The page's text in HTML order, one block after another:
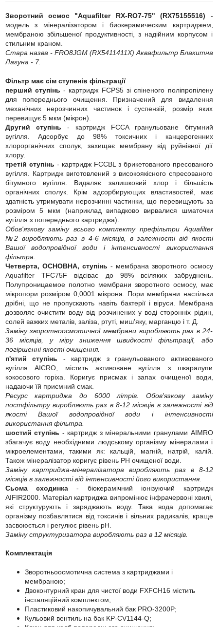
Зворотний осмос "Aquafilter RX-RO7-75" (RX75155516) -
модель з мінералізатором і биокерамическим картриджем,
мембраною збільшеної продуктивності, з надійним корпусом і
стильним краном.
Стара назва - FRO8JGM (RX5411411X) Аквафильтр Блакитна
Лагуна - 7.
Фільтр має сім ступенів фільтрації
перший ступінь - картридж FCPS5 зі спіненого поліпропілену
для попереднього очищення. Призначений для видалення
механічних нерозчинних частинок і суспензій, розмір яких
перевищує 5 мкм (мікрон).
Другий ступінь - картридж FCCA гранульоване бітумний
вугілля. Адсорбує до 98% токсичних і канцерогенних
хлорорганічних сполук, захищає мембрану від руйнівної дії
хлору.
третій ступінь - картридж FCCBL з брикетованого пресованого
вугілля. Картридж виготовлений з високоякісного спресованого
бітумного вугілля. Видаляє залишковий хлор і більшість
органічних сполук. Крім адсорбирующих властивостей, має
здатність утримувати нерозчинні частинки, що перевищують за
розміром 5 мкм (наприклад випадково вирвалися шматочки
вугілля з попереднього картриджа).
Обов'язкову заміну всього комплекту префільтри Aquafilter
№2 виробляють раз в 4-6 місяців, в залежності від якості
Вашої водопровідної води і інтенсивності використання
фільтра.
Четверта, ОСНОВНА, ступінь - мембрана зворотного осмосу
Aquafilter TFC75F відсіває до 98% всіляких забруднень.
Полупроницаемое полотно мембрани зворотного осмосу, має
мікропори розміром 0,0001 мікрона. Пори мембрани настільки
дрібні, що не пропускають навіть бактерії і віруси. Мембрана
дозволяє очистити воду від розчинених у воді сторонніх рідин,
солей важких металів, заліза, ртуті, миш'яку, марганцю і т. Д.
Заміну зворотноосмотичної мембрани виробляють раз в 24-
36 місяців, у міру зниження швидкості фільтрації, або
погіршенні якості очищення.
п'ятий ступінь - картридж з гранульованого активованого
вугілля AICRO, містить активоване вугілля з шкаралупи
кокосового горіха. Коригує присмак і запах очищеної води,
надаючи їй приємний смак.
Ресурс картриджа до 6000 літрів. Обов'язкову заміну
постфільтру виробляють раз в 8-12 місяців в залежності від
якості Вашої водопровідної води і інтенсивності
використання фільтра.
шостий ступінь - картридж з мінеральними гранулами AIMRO
збагачує воду необхідними людському організму мінералами і
мікроелементами, такими як: кальцій, магній, натрій, калій.
Також мінералізатор коригує рівень РН очищеної води.
Заміну картриджа-мінералізатора виробляють раз в 8-12
місяців в залежності від інтенсивності його використання.
Сьома сходинка- біокерамічний іонізуючий картридж
AIFIR2000. Матеріал картриджа випромінює інфрачервоні хвилі,
які структурують і заряджають воду. Така вода допомагає
організму позбавлятися від токсинів і вільних радикалів, краще
засвоюється і регулює рівень pH.
Заміну структуризатора виробляють раз в 12 місяців.
Комплектація
Зворотньоосмотична система з картриджами і
мембраною;
Двоконтурний кран для чистої води FXFCH16 містить
інсталяційний комплектом;
Пластиковий накопичувальний бак PRO-3200P;
Кульовий вентиль на бак KP-CV1144-Q;